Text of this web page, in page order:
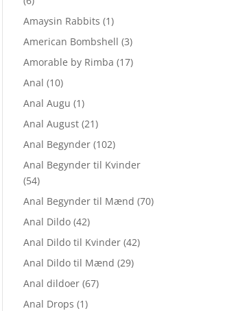
Amaysin Rabbits (1)
American Bombshell (3)
Amorable by Rimba (17)
Anal (10)
Anal Augu (1)
Anal August (21)
Anal Begynder (102)
Anal Begynder til Kvinder
(54)
Anal Begynder til Mænd (70)
Anal Dildo (42)
Anal Dildo til Kvinder (42)
Anal Dildo til Mænd (29)
Anal dildoer (67)
Anal Drops (1)